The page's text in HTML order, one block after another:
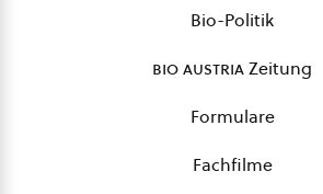
Bio-Politik
bio austriaZeitung
Formulare
Fachfilme